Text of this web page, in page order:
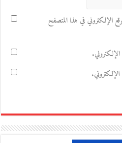
الإلكتروني في هذا المتصفح
الإلكتروني.
الإلكتروني.